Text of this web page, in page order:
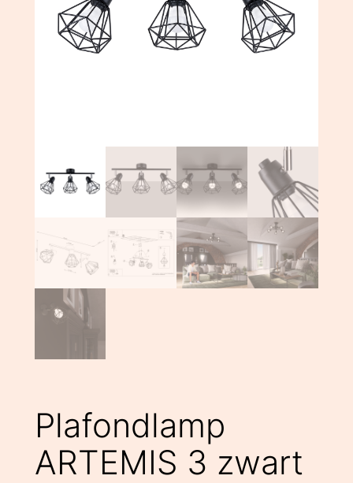
Plafondlamp
ARTEMIS 3 zwart